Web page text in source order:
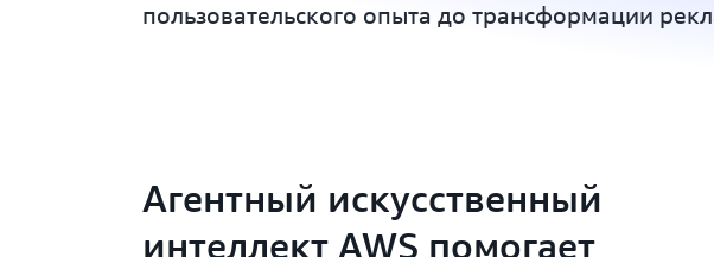
пользовательского опыта до трансформации
Агентный искусственный
интеллект AWS помогает